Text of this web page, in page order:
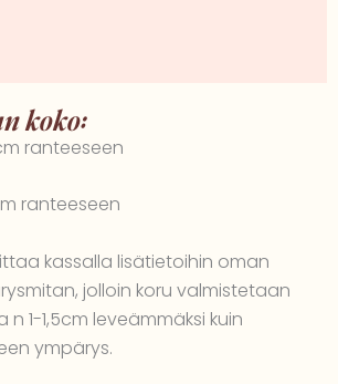
koko:
ranteeseen
ranteeseen
kassalla lisätietoihin oman
jolloin koru valmistetaan
1-1,5cm leveämmäksi kuin
ympärys.